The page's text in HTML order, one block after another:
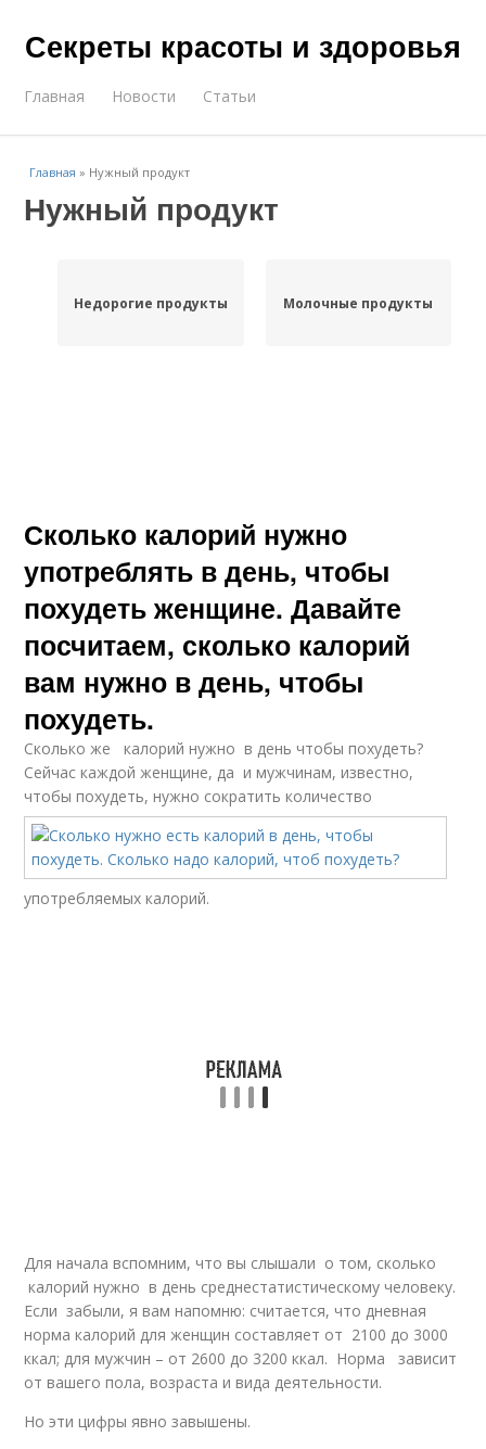
Секреты красоты и здоровья
Главная Новости Статьи
Главная » Нужный продукт
Нужный продукт
Недорогие продукты Молочные продукты
Сколько калорий нужно
употреблять в день, чтобы
похудеть женщине. Давайте
посчитаем, сколько калорий
вам нужно в день, чтобы
похудеть.
Сколько же калорий нужно в день чтобы похудеть?
Сейчас каждой женщине, да и мужчинам, известно,
чтобы похудеть, нужно сократить количество
употребляемых калорий.
Для начала вспомним, что вы слышали о том, сколько
калорий нужно в день среднестатистическому человеку.
Если забыли, я вам напомню: считается, что дневная
норма калорий для женщин составляет от 2100 до 3000
ккал; для мужчин – от 2600 до 3200 ккал. Норма зависит
от вашего пола, возраста и вида деятельности.
Но эти цифры явно завышены.